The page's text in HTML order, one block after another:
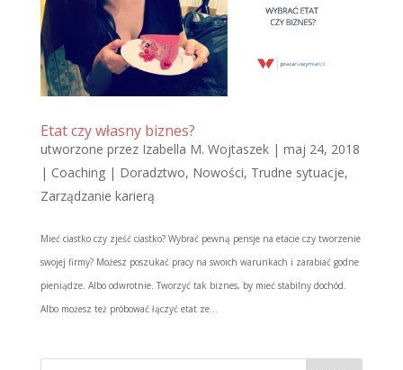
Etat czy własny biznes?
utworzone przez Izabella M. Wojtaszek| maj 24, 2018
| Coaching | Doradztwo, Nowości, Trudne sytuacje,
Zarządzanie karierą
Mieć ciastko czy zjeść ciastko? Wybrać pewną pensje na etacie czy tworzenie
swojej firmy? Możesz poszukać pracy na swoich warunkach i zarabiać godne
pieniądze. Albo odwrotnie. Tworzyć tak biznes, by mieć stabilny dochód.
Albo możesz też próbować łączyć etat ze...